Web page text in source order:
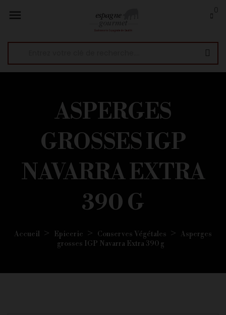

ASPERGES
GROSSES IGP
NAVARRA EXTRA
390 G
Accueil Epicerie Conserves Végétales
Asperges
grosses IGP Navarra Extra 390 g